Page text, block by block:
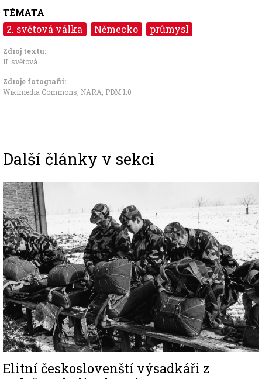
TÉMATA
2. světová válka Německo průmysl
Zdroj textu:
II. světová
Zdroje fotografii:
Wikimedia Commons, NARA PDM 1.0
Další články v sekci
Image
Elitní českoslovenští výsadkáři z